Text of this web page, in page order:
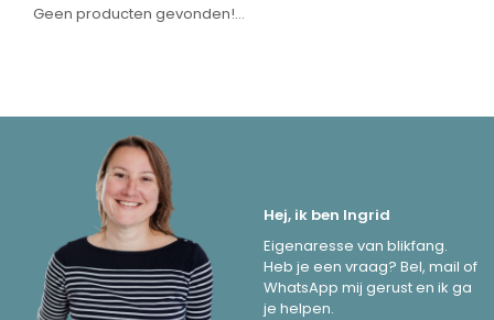
Geen producten gevonden!...
Hej, ik ben Ingrid
Eigenaresse van blikfang.
Heb je een vraag? Bel, mail of
WhatsApp mij gerust en ik ga
je helpen.